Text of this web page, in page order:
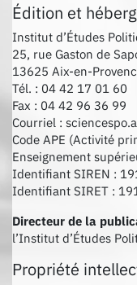
Édition et
Institut d’Études
25, rue Gaston de
13625 Aix-en-
Tél. : 04 42 17 01 60
Fax : 04 42 96 36 99
Courriel :
Code APE (Activité
Enseignement
Identifiant SIREN :
Identifiant SIRET :
Directeur de la
l’Institut d’Études
Propriété